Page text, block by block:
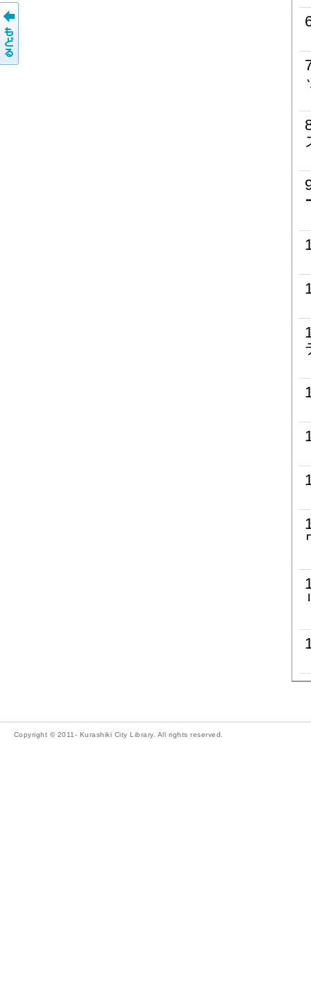
Copyright © 2011- Kurashiki City Library. All rights reserved.